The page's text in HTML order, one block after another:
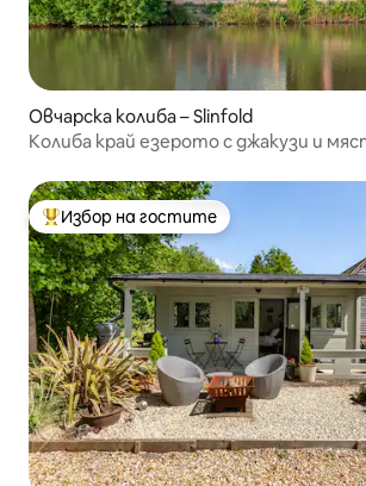
Овчарска колиба – Slinfold
Колиба край езерото с джакузи и
Най-популярен избор на гостите
Избор на гостите